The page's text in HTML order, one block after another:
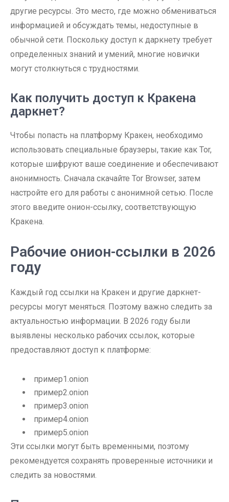
другие ресурсы. Это место, где можно обмениваться
информацией и обсуждать темы, недоступные в
обычной сети. Поскольку доступ к даркнету требует
определенных знаний и умений, многие новички
могут столкнуться с трудностями.
Как получить доступ к Кракена
даркнет?
Чтобы попасть на платформу Кракен, необходимо
использовать специальные браузеры, такие как Tor,
которые шифруют ваше соединение и обеспечивают
анонимность. Сначала скачайте Tor Browser, затем
настройте его для работы с анонимной сетью. После
этого введите онион-ссылку, соответствующую
Кракена.
Рабочие онион-ссылки в 2026
году
Каждый год ссылки на Кракен и другие даркнет-
ресурсы могут меняться. Поэтому важно следить за
актуальностью информации. В 2026 году были
выявлены несколько рабочих ссылок, которые
предоставляют доступ к платформе:
пример1.onion
пример2.onion
пример3.onion
пример4.onion
пример5.onion
Эти ссылки могут быть временными, поэтому
рекомендуется сохранять проверенные источники и
следить за новостями.